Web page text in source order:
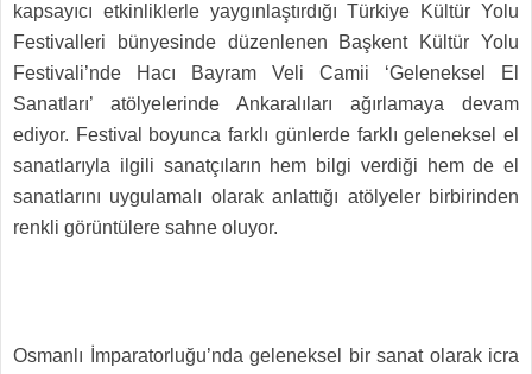
kapsayıcı etkinliklerle yaygınlaştırdığı Türkiye Kültür Yolu
Festivalleri bünyesinde düzenlenen Başkent Kültür Yolu
Festivali’nde Hacı Bayram Veli Camii ‘Geleneksel El
Sanatları’ atölyelerinde Ankaralıları ağırlamaya devam
ediyor. Festival boyunca farklı günlerde farklı geleneksel el
sanatlarıyla ilgili sanatçıların hem bilgi verdiği hem de el
sanatlarını uygulamalı olarak anlattığı atölyeler birbirinden
renkli görüntülere sahne oluyor.
Osmanlı İmparatorluğu’nda geleneksel bir sanat olarak icra